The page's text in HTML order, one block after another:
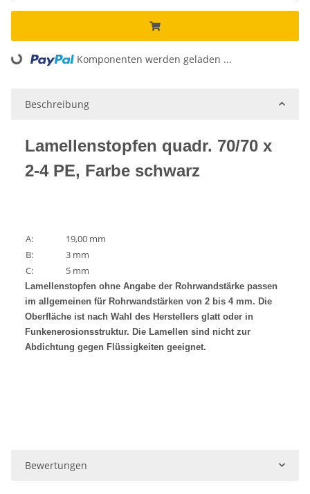
Loading... Komponenten werden geladen ...
Beschreibung
Lamellenstopfen quadr. 70/70 x
2-4 PE, Farbe schwarz
A:
19,00 mm
B:
3 mm
C:
5 mm
Lamellenstopfen ohne Angabe der Rohrwandstärke passen
im allgemeinen für Rohrwandstärken von 2 bis 4 mm. Die
Oberfläche ist nach Wahl des Herstellers glatt oder in
Funkenerosionsstruktur. Die Lamellen sind nicht zur
Abdichtung gegen Flüssigkeiten geeignet.
Bewertungen